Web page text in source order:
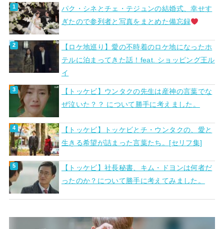
パク・シネとチェ・テジュンの結婚式、幸せす
ぎたので参列者と写真をまとめた備忘録
【ロケ地巡り】愛の不時着のロケ地になったホ
テルに泊まってきた話！feat. ショッピング王ル
イ
【トッケビ】ウンタクの先生は産神の言葉でな
ぜ泣いた？？ について勝手に考えました。
【トッケビ】トッケビとチ・ウンタクの、愛と
生きる希望が詰まった言葉たち。[セリフ集]
【トッケビ】社長秘書、キム・ドヨンは何者だ
ったのか？について勝手に考えてみました。